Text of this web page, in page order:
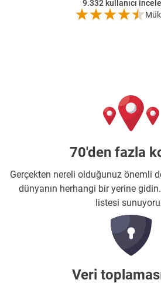
9.332 kullanıcı
70'den fazla
Gerçekten nereli olduğunuz önemli
dünyanın herhangi bir yerine
listesi
Veri